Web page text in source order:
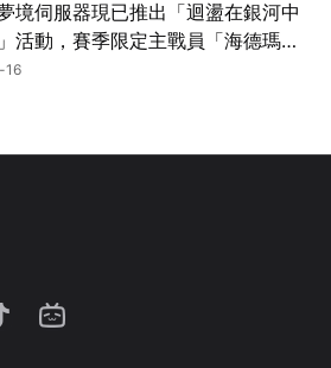
境伺服器現已推出「迴盪在銀河中
活動，賽季限定主戰員「海德瑪
登場！
16